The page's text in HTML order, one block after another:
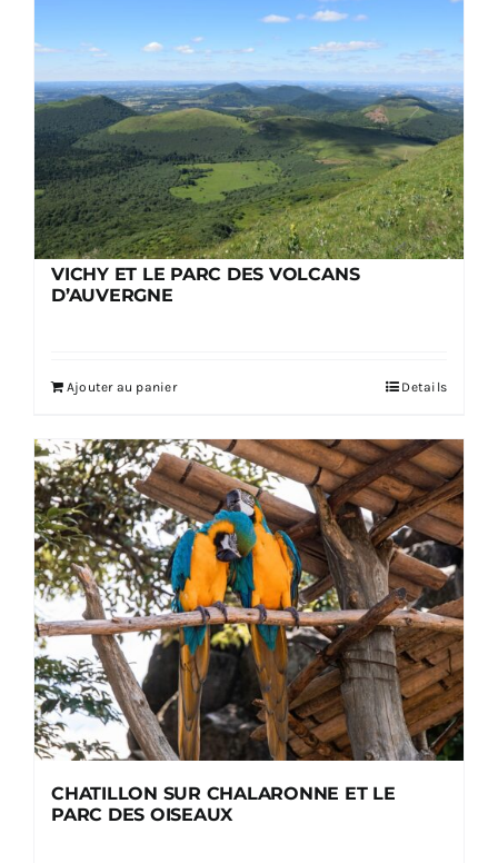
VICHY ET LE PARC DES VOLCANS
D’AUVERGNE
Ajouter au panier Details
CHATILLON SUR CHALARONNE ET LE
PARC DES OISEAUX